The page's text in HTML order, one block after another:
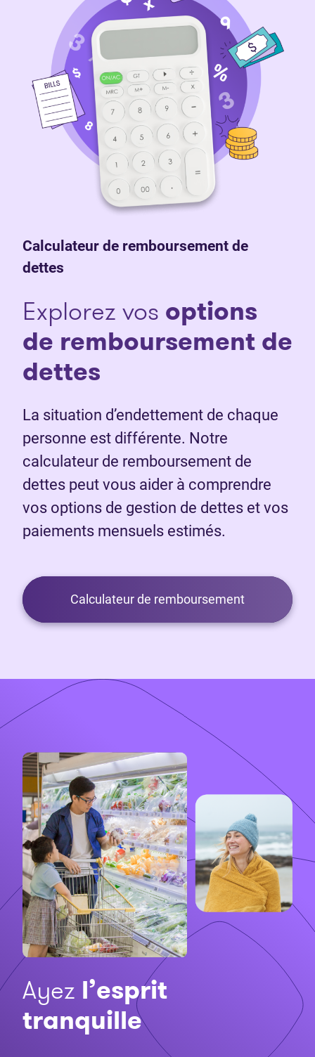
Calculateur de remboursement de
dettes
Explorez vos options
de remboursement de
dettes
La situation d’endettement de chaque
personne est différente. Notre
calculateur de remboursement de
dettes peut vous aider à comprendre
vos options de gestion de dettes et vos
paiements mensuels estimés.
Calculateur de remboursement
Ayez l’esprit
tranquille